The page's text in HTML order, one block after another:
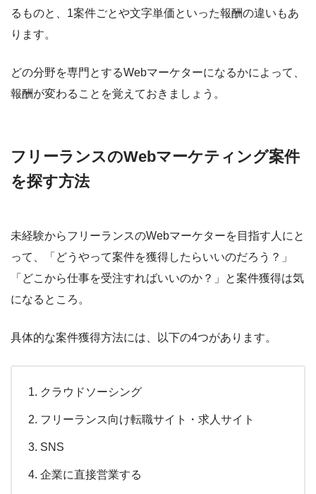
るものと、1案件ごとや文字単価といった報酬の違いもあ
ります。
どの分野を専門とするWebマーケターになるかによって、
報酬が変わることを覚えておきましょう。
フリーランスのWebマーケティング案件
を探す方法
未経験からフリーランスのWebマーケターを目指す人にと
って、「どうやって案件を獲得したらいいのだろう？」
「どこから仕事を受注すればいいのか？」と案件獲得は気
になるところ。
具体的な案件獲得方法には、以下の4つがあります。
クラウドソーシング
フリーランス向け転職サイト・求人サイト
SNS
企業に直接営業する